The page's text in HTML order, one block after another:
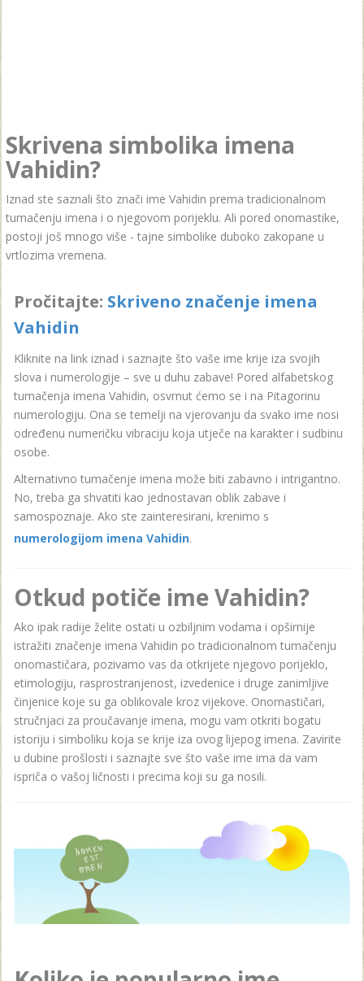
Skrivena simbolika imena
Vahidin?
Iznad ste saznali što znači ime Vahidin prema tradicionalnom
tumačenju imena i o njegovom porijeklu. Ali pored onomastike,
postoji još mnogo više - tajne simbolike duboko zakopane u
vrtlozima vremena.
Pročitajte: Skriveno značenje imena
Vahidin
Kliknite na link iznad i saznajte što vaše ime krije iza svojih
slova i numerologije – sve u duhu zabave! Pored alfabetskog
tumačenja imena Vahidin, osvrnut ćemo se i na Pitagorinu
numerologiju. Ona se temelji na vjerovanju da svako ime nosi
određenu numeričku vibraciju koja utječe na karakter i sudbinu
osobe.
Alternativno tumačenje imena može biti zabavno i intrigantno.
No, treba ga shvatiti kao jednostavan oblik zabave i
samospoznaje. Ako ste zainteresirani, krenimo s
numerologijom imena Vahidin.
Otkud potiče ime Vahidin?
Ako ipak radije želite ostati u ozbiljnim vodama i opširnije
istražiti značenje imena Vahidin po tradicionalnom tumačenju
onomastičara, pozivamo vas da otkrijete njegovo porijeklo,
etimologiju, rasprostranjenost, izvedenice i druge zanimljive
činjenice koje su ga oblikovale kroz vijekove. Onomastičari,
stručnjaci za proučavanje imena, mogu vam otkriti bogatu
istoriju i simboliku koja se krije iza ovog lijepog imena. Zavirite
u dubine prošlosti i saznajte sve što vaše ime ima da vam
ispriča o vašoj ličnosti i precima koji su ga nosili.